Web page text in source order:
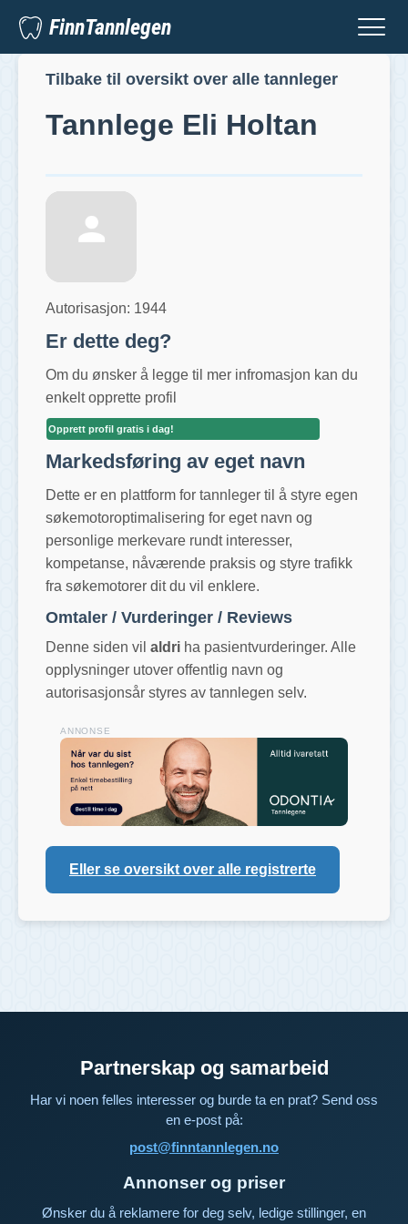
FinnTannlegen
Tilbake til oversikt over alle tannleger
Tannlege Eli Holtan
Autorisasjon: 1944
Er dette deg?
Om du ønsker å legge til mer infromasjon kan du
enkelt opprette profil
Opprett profil gratis i dag!
Markedsføring av eget navn
Dette er en plattform for tannleger til å styre egen
søkemotoroptimalisering for eget navn og
personlige merkevare rundt interesser,
kompetanse, nåværende praksis og styre trafikk
fra søkemotorer dit du vil enklere.
Omtaler / Vurderinger / Reviews
Denne siden vil aldri ha pasientvurderinger. Alle
opplysninger utover offentlig navn og
autorisasjonsår styres av tannlegen selv.
ANNONSE
Eller se oversikt over alle registrerte
Partnerskap og samarbeid
Har vi noen felles interesser og burde ta en prat? Send oss
en e-post på:
post@finntannlegen.no
Annonser og priser
Ønsker du å reklamere for deg selv, ledige stillinger, en